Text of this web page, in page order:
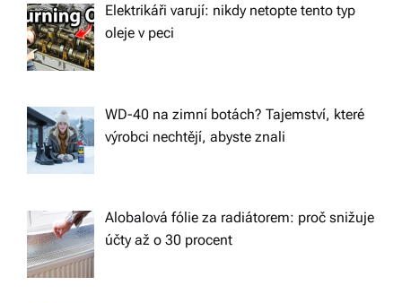
Elektrikáři varují: nikdy netopte tento typ
oleje v peci
WD-40 na zimní botách? Tajemství, které
výrobci nechtějí, abyste znali
Alobalová fólie za radiátorem: proč snižuje
účty až o 30 procent